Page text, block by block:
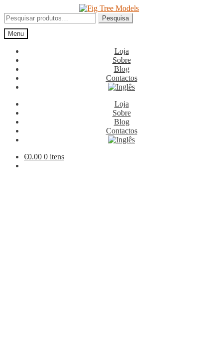
para
a
navegação
para
o
conteúdo
Pesquisar
por:
Pesquisa
Menu
Loja
Sobre
Blog
Contactos
Loja
Sobre
Blog
Contactos
€0.00 0 itens